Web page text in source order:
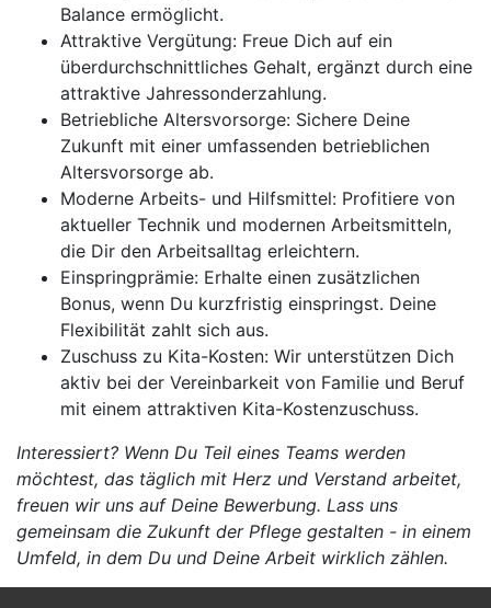
Balance ermöglicht.
Attraktive Vergütung: Freue Dich auf ein
überdurchschnittliches Gehalt, ergänzt durch eine
attraktive Jahressonderzahlung.
Betriebliche Altersvorsorge: Sichere Deine
Zukunft mit einer umfassenden betrieblichen
Altersvorsorge ab.
Moderne Arbeits- und Hilfsmittel: Profitiere von
aktueller Technik und modernen Arbeitsmitteln,
die Dir den Arbeitsalltag erleichtern.
Einspringprämie: Erhalte einen zusätzlichen
Bonus, wenn Du kurzfristig einspringst. Deine
Flexibilität zahlt sich aus.
Zuschuss zu Kita-Kosten: Wir unterstützen Dich
aktiv bei der Vereinbarkeit von Familie und Beruf
mit einem attraktiven Kita-Kostenzuschuss.
Interessiert? Wenn Du Teil eines Teams werden
möchtest, das täglich mit Herz und Verstand arbeitet,
freuen wir uns auf Deine Bewerbung. Lass uns
gemeinsam die Zukunft der Pflege gestalten - in einem
Umfeld, in dem Du und Deine Arbeit wirklich zählen.